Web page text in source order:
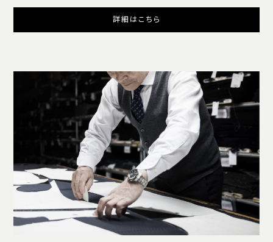
詳細はこちら